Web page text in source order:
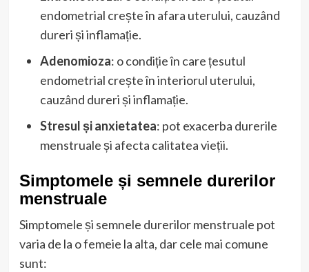
endometrial crește în afara uterului, cauzând
dureri și inflamație.
Adenomioza: o condiție în care țesutul
endometrial crește în interiorul uterului,
cauzând dureri și inflamație.
Stresul și anxietatea: pot exacerba durerile
menstruale și afecta calitatea vieții.
Simptomele și semnele durerilor
menstruale
Simptomele și semnele durerilor menstruale pot
varia de la o femeie la alta, dar cele mai comune
sunt: